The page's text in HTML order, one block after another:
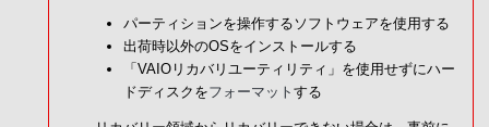
パーティションを操作するソフトウェアを使用する
出荷時以外のOSをインストールする
「VAIOリカバリユーティリティ」を使用せずにハー
ドディスクをフォーマット する